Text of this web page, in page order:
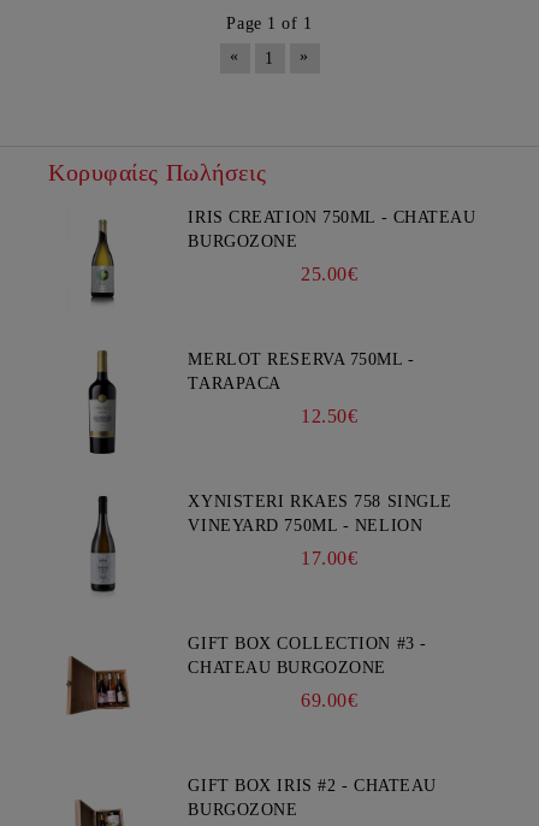
Page 1 of 1
«
1 »
Κορυφαίες Πωλήσεις
IRIS CREATION 750ML - CHATEAU
BURGOZONE
25.00€
MERLOT RESERVA 750ML -
TARAPACA
12.50€
XYNISTERI RKAES 758 SINGLE
VINEYARD 750ML - NELION
17.00€
GIFT BOX COLLECTION #3 -
CHATEAU BURGOZONE
69.00€
GIFT BOX IRIS #2 - CHATEAU
BURGOZONE